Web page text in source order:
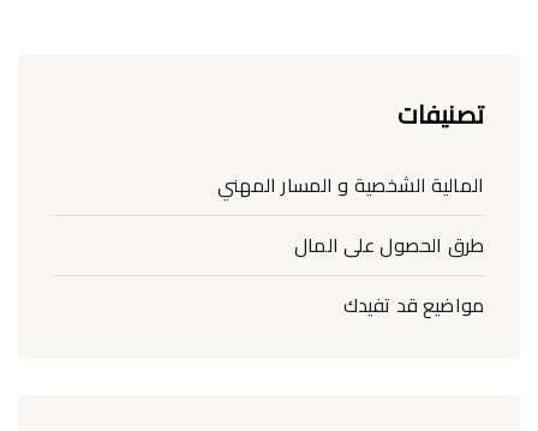
تصنيفات
المالية الشخصية و المسار المهني
طرق الحصول على المال
مواضيع قد تفيدك